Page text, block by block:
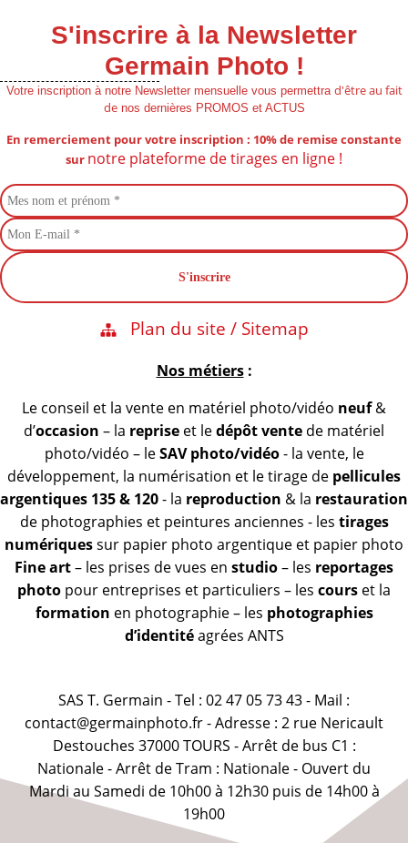
S'inscrire à la Newsletter
Germain Photo !
Votre inscription à notre Newsletter mensuelle vous permettra d'être au fait
denos dernières PROMOS et ACTUS
En remerciement pour votre inscription : 10% de remiseconstante
sur notre plateforme de tirages en ligne !
Plan du site / Sitemap
Nos métiers:
Le conseil et la vente en matériel photo/vidéo neuf&
d’occasion – la reprise et ledépôt vente de matériel
photo/vidéo – leSAV photo/vidéo- la vente, le
développement, la numérisation et le tirage de pellicules
argentiques 135 & 120- la reproduction & la restauration
de photographies et peintures anciennes - les tirages
numériquessur papier photo argentique et papier photo
Fine art– les prises de vues en studio– les reportages
photo pour entreprises et particuliers – les cours et la
formation en photographie – les photographies
d’identitéagrées ANTS
SAS T. Germain - Tel : 02 47 05 73 43 - Mail :
contact@germainphoto.fr - Adresse : 2 rue Nericault
Destouches 37000 TOURS - Arrêt de bus C1 :
Nationale - Arrêt de Tram : Nationale - Ouvert du
Mardi au Samedi de 10h00 à 12h30 puis de 14h00 à
19h00